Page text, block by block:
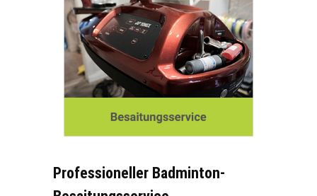
Professioneller Badminton-